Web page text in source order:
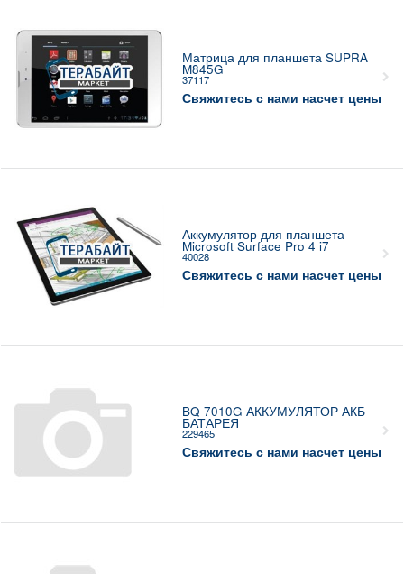
Матрица для планшета SUPRA
M845G
37117
Свяжитесь с нами насчет цены
Аккумулятор для планшета
Microsoft Surface Pro 4 i7
40028
Свяжитесь с нами насчет цены
BQ 7010G АККУМУЛЯТОР АКБ
БАТАРЕЯ
229465
Свяжитесь с нами насчет цены